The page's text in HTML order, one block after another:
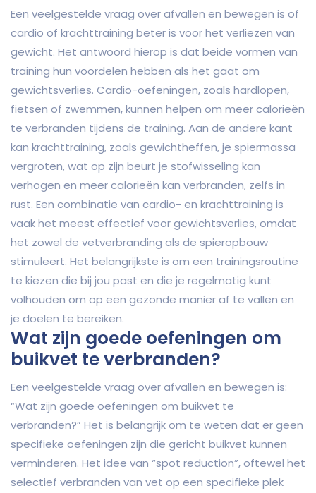
Een veelgestelde vraag over afvallen en bewegen is of
cardio of krachttraining beter is voor het verliezen van
gewicht. Het antwoord hierop is dat beide vormen van
training hun voordelen hebben als het gaat om
gewichtsverlies. Cardio-oefeningen, zoals hardlopen,
fietsen of zwemmen, kunnen helpen om meer calorieën
te verbranden tijdens de training. Aan de andere kant
kan krachttraining, zoals gewichtheffen, je spiermassa
vergroten, wat op zijn beurt je stofwisseling kan
verhogen en meer calorieën kan verbranden, zelfs in
rust. Een combinatie van cardio- en krachttraining is
vaak het meest effectief voor gewichtsverlies, omdat
het zowel de vetverbranding als de spieropbouw
stimuleert. Het belangrijkste is om een trainingsroutine
te kiezen die bij jou past en die je regelmatig kunt
volhouden om op een gezonde manier af te vallen en
je doelen te bereiken.
Wat zijn goede oefeningen om
buikvet te verbranden?
Een veelgestelde vraag over afvallen en bewegen is:
“Wat zijn goede oefeningen om buikvet te
verbranden?” Het is belangrijk om te weten dat er geen
specifieke oefeningen zijn die gericht buikvet kunnen
verminderen. Het idee van “spot reduction”, oftewel het
selectief verbranden van vet op een specifieke plek